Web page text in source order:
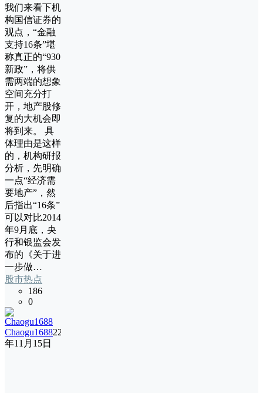
我们来看下机
构国信证券的
观点，“金融
支持16条”堪
称真正的“930
新政”，将供
需两端的想象
空间充分打
开，地产股修
复的大机会即
将到来。 具
体理由是这样
的，机构研报
分析，先明确
一点“经济需
要地产”，然
后指出“16条”
可以对比2014
年9月底，央
行和银监会发
布的《关于进
一步做…
股市热点
186
0
Chaogu168822
年11月15日